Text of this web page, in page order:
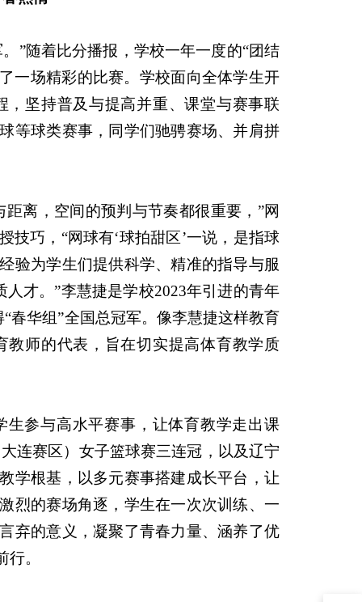
”随着比分播报，学校一年一度的“团结
一场精彩的比赛。学校面向全体学生开
坚持普及与提高并重、课堂与赛事联
等球类赛事，同学们驰骋赛场、并肩拼
离，空间的预判与节奏都很重要，”网
巧，“网球有‘球拍甜区’一说，是指球
验为学生们提供科学、精准的指导与服
才。”李慧捷是学校2023年引进的青年
春华组”全国总冠军。像李慧捷这样教育
师的代表，旨在切实提高体育教学质
参与高水平赛事，让体育教学走出课
连赛区）女子篮球赛三连冠，以及辽宁
学根基，以多元赛事搭建成长平台，让
烈的赛场角逐，学生在一次次训练、一
弃的意义，凝聚了青春力量、涵养了优
。